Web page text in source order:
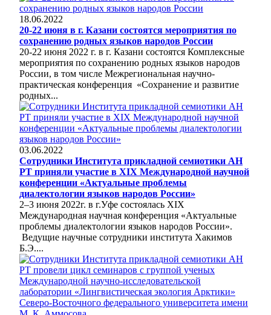
18.06.2022
20-22 июня в г. Казани состоятся мероприятия по
сохранению родных языков народов России
20-22 июня 2022 г. в г. Казани состоятся Комплексные
мероприятия по сохранению родных языков народов
России, в том числе Межрегиональная научно-
практическая конференция «Сохранение и развитие
родных...
03.06.2022
Сотрудники Института прикладной семиотики АН
РТ приняли участие в XIX Международной научной
конференции «Актуальные проблемы
диалектологии языков народов России»
2–3 июня 2022г. в г.Уфе состоялась XIX
Международная научная конференция «Актуальные
проблемы диалектологии языков народов России».
Ведущие научные сотрудники института Хакимов
Б.Э....